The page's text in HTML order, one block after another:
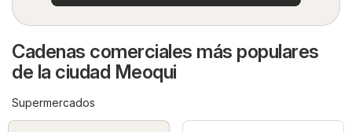
Cadenas comerciales más populares
de la ciudad Meoqui
Supermercados